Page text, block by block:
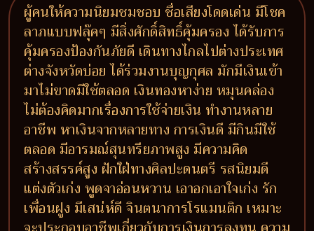
ผู้คนให้ความนิยมชมชอบ ชื่อเสียงโดดเด่น มีโชค
ลาภแบบฟลุ๊คๆ มีสิ่งศักดิ์สิทธิ์คุ้มครอง ได้รับการ
คุ้มครองป้องกันภัยดี เดินทางไกลไปต่างประเทศ
ต่างจังหวัดบ่อย ได้ร่วมงานบุญกุศล มักมีเงินเข้า
มาไม่ขาดมีใช้ตลอด เงินทองหาง่าย หมุนคล่อง
ไม่ต้องคิดมากเรื่องการใช้จ่ายเงิน ทำงานหลาย
อาชีพ หาเงินจากหลายทาง การเงินดี มีกินมีใช้
ตลอด มีอารมณ์สุนทรียภาพสูง มีความคิด
สร้างสรรค์สูง ฝักใฝ่ทางศิลปะดนตรี รสนิยมดี
แต่งตัวเก่ง พูดจาอ่อนหวาน เอาอกเอาใจเก่ง รัก
เพื่อนฝูง มีเสน่ห์ดี จินตนาการโรแมนติก เหมาะ